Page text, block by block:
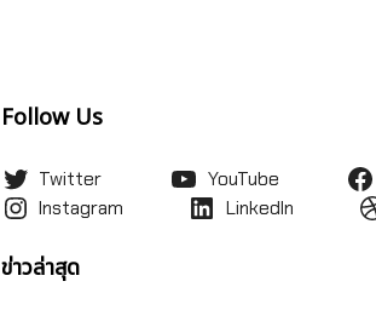
Follow Us
Twitter YouTube
Instagram
LinkedIn
ข่าวล่าสุด